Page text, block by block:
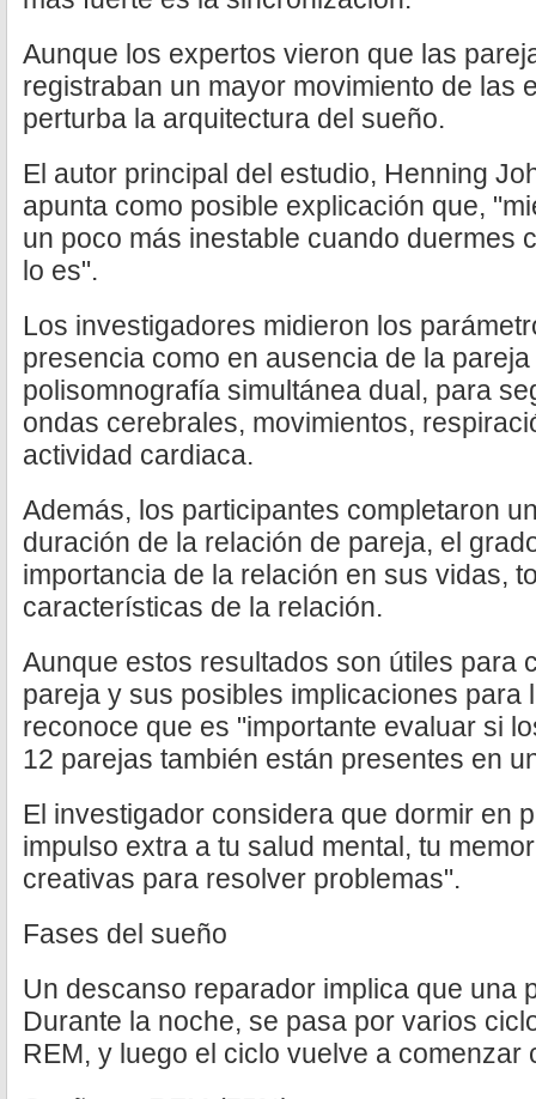
Aunque los expertos vieron que las
registraban un mayor movimiento de las
perturba la arquitectura del sueño.
El autor principal del estudio, Henning
apunta como posible explicación que,
un poco más inestable cuando duermes
lo es".
Los investigadores midieron los
presencia como en ausencia de la
polisomnografía simultánea dual, para
ondas cerebrales, movimientos,
actividad cardiaca.
Además, los participantes completaron
duración de la relación de pareja, el
importancia de la relación en sus vidas,
características de la relación.
Aunque estos resultados son útiles para
pareja y sus posibles implicaciones para
reconoce que es "importante evaluar si
12 parejas también están presentes en
El investigador considera que dormir en
impulso extra a tu salud mental, tu
creativas para resolver problemas".
Fases del sueño
Un descanso reparador implica que una
Durante la noche, se pasa por varios
REM, y luego el ciclo vuelve a comenzar